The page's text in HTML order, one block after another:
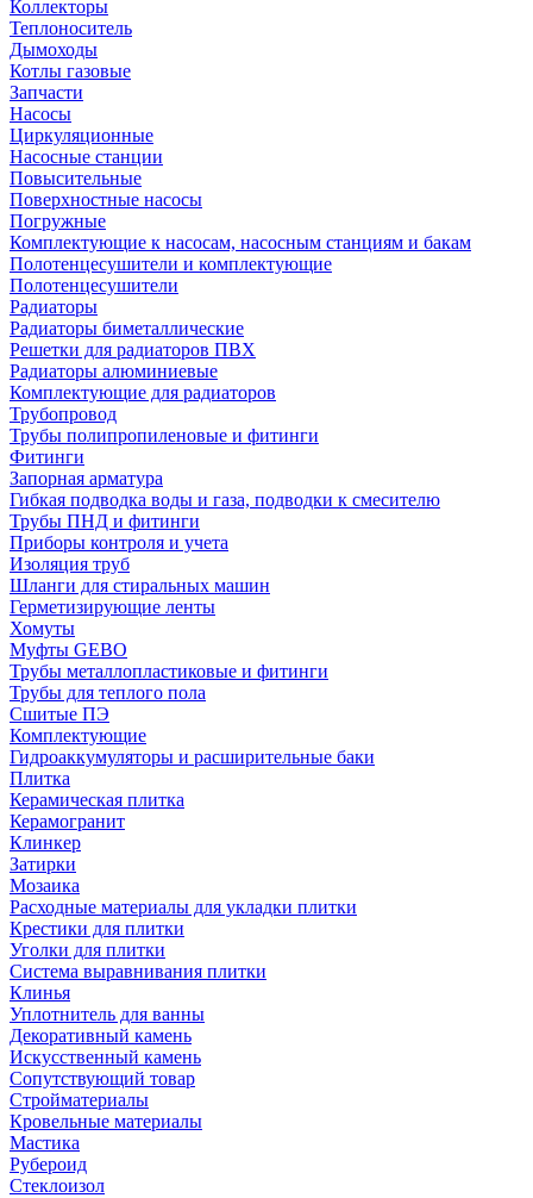
Коллекторы
Теплоноситель
Дымоходы
Котлы газовые
Запчасти
Насосы
Циркуляционные
Насосные станции
Повысительные
Поверхностные насосы
Погружные
Комплектующие к насосам, насосным станциям и бакам
Полотенцесушители и комплектующие
Полотенцесушители
Радиаторы
Радиаторы биметаллические
Решетки для радиаторов ПВХ
Радиаторы алюминиевые
Комплектующие для радиаторов
Трубопровод
Трубы полипропиленовые и фитинги
Фитинги
Запорная арматура
Гибкая подводка воды и газа, подводки к смесителю
Трубы ПНД и фитинги
Приборы контроля и учета
Изоляция труб
Шланги для стиральных машин
Герметизирующие ленты
Хомуты
Муфты GEBO
Трубы металлопластиковые и фитинги
Трубы для теплого пола
Сшитые ПЭ
Комплектующие
Гидроаккумуляторы и расширительные баки
Плитка
Керамическая плитка
Керамогранит
Клинкер
Затирки
Мозаика
Расходные материалы для укладки плитки
Крестики для плитки
Уголки для плитки
Система выравнивания плитки
Клинья
Уплотнитель для ванны
Декоративный камень
Искусственный камень
Сопутствующий товар
Стройматериалы
Кровельные материалы
Мастика
Рубероид
Стеклоизол